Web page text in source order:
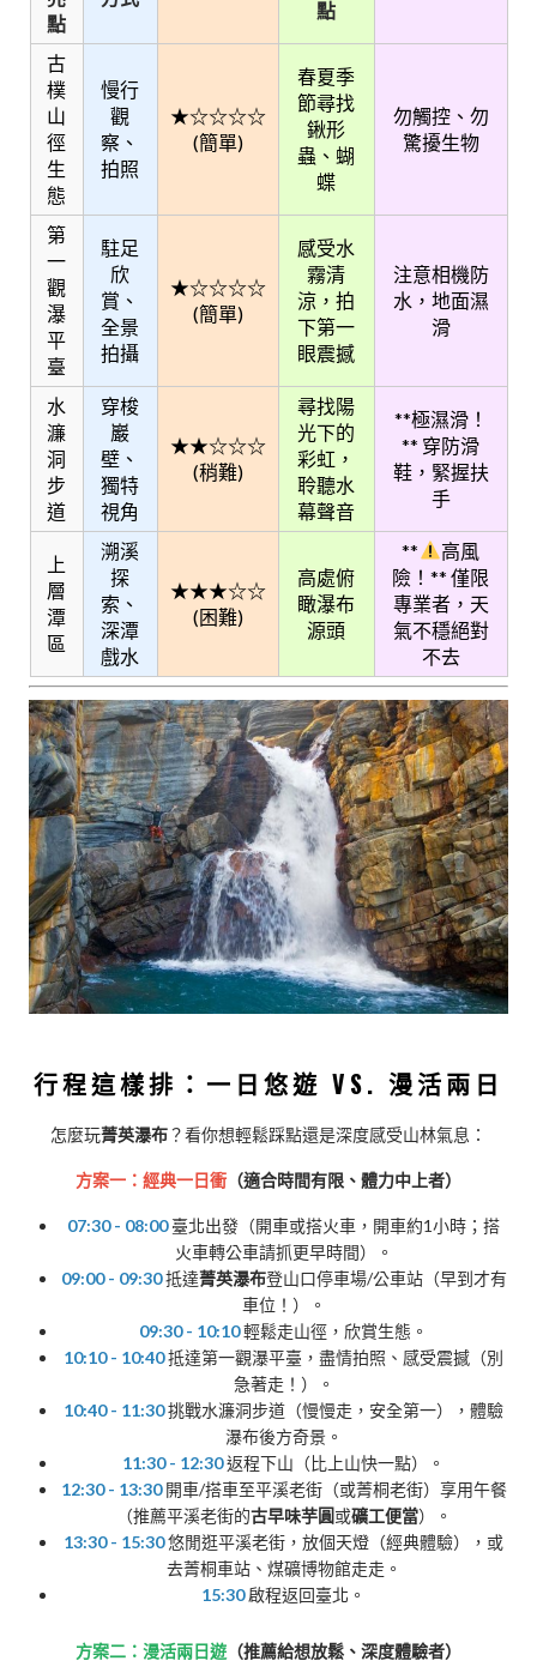
點
點
古
樸
山
徑
生
態
慢行
觀
察、
拍照
★☆☆☆☆
(簡單)
春夏季
節尋找
鍬形
蟲、蝴
蝶
勿觸控、勿
驚擾生物
第
一
觀
瀑
平
臺
駐足
欣
賞、
全景
拍攝
★☆☆☆☆
(簡單)
感受水
霧清
涼，拍
下第一
眼震撼
注意相機防
水，地面濕
滑
水
濂
洞
步
道
穿梭
巖
壁、
獨特
視角
★★☆☆☆
(稍難)
尋找陽
光下的
彩虹，
聆聽水
幕聲音
**極濕滑！
** 穿防滑
鞋，緊握扶
手
上
層
潭
區
溯溪
探
索、
深潭
戲水
★★★☆☆
(困難)
高處俯
瞰瀑布
源頭
**
高風
險！** 僅限
專業者，天
氣不穩絕對
不去
行程這樣排：一日悠遊 VS. 漫活兩日
怎麼玩菁英瀑布？看你想輕鬆踩點還是深度感受山林氣息：
方案一：經典一日衝 （適合時間有限、體力中上者）
07:30 - 08:00臺北出發（開車或搭火車，開車約1小時；搭
火車轉公車請抓更早時間）。
09:00 - 09:30抵達菁英瀑布登山口停車場/公車站（早到才有
車位！）。
09:30 - 10:10輕鬆走山徑，欣賞生態。
10:10 - 10:40抵達第一觀瀑平臺，盡情拍照、感受震撼（別
急著走！）。
10:40 - 11:30挑戰水濂洞步道（慢慢走，安全第一），體驗
瀑布後方奇景。
11:30 - 12:30返程下山（比上山快一點）。
12:30 - 13:30開車/搭車至平溪老街（或菁桐老街）享用午餐
（推薦平溪老街的古早味芋圓或礦工便當）。
13:30 - 15:30悠閒逛平溪老街，放個天燈（經典體驗），或
去菁桐車站、煤礦博物館走走。
15:30啟程返回臺北。
方案二：漫活兩日遊 （推薦給想放鬆、深度體驗者）